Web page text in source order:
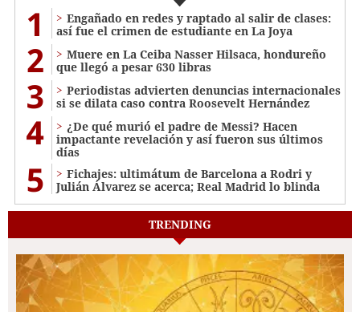
1
Engañado en redes y raptado al salir de clases:
así fue el crimen de estudiante en La Joya
2
Muere en La Ceiba Nasser Hilsaca, hondureño
que llegó a pesar 630 libras
3
Periodistas advierten denuncias internacionales
si se dilata caso contra Roosevelt Hernández
4
¿De qué murió el padre de Messi? Hacen
impactante revelación y así fueron sus últimos
días
5
Fichajes: ultimátum de Barcelona a Rodri y
Julián Álvarez se acerca; Real Madrid lo blinda
TRENDING